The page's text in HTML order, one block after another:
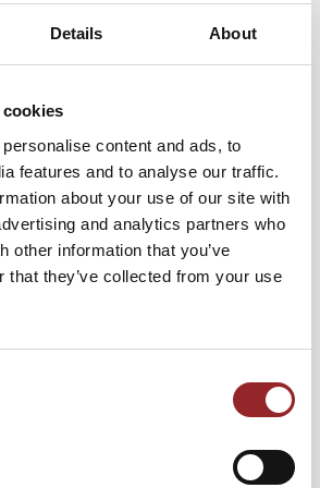
Details About
content and ads, to
features and to analyse our traffic.
about your use of our site with
and analytics partners who
other information that you’ve
that they’ve collected from your use
heute von KI profitieren. Der
einfach anwendbaren KI-Tools
ohne hohe Risiken einzugehen.
sich der Workshop den
die Einführung von KI. Es wird erklärt,
werden und wie diese aufbereitet
Tools und
vorgestellt, und es wird betont, dass
ist – realistisches
externen Partnern, wie Beratern
des Workshops zeigt konkrete
von KI. Dazu gehören die